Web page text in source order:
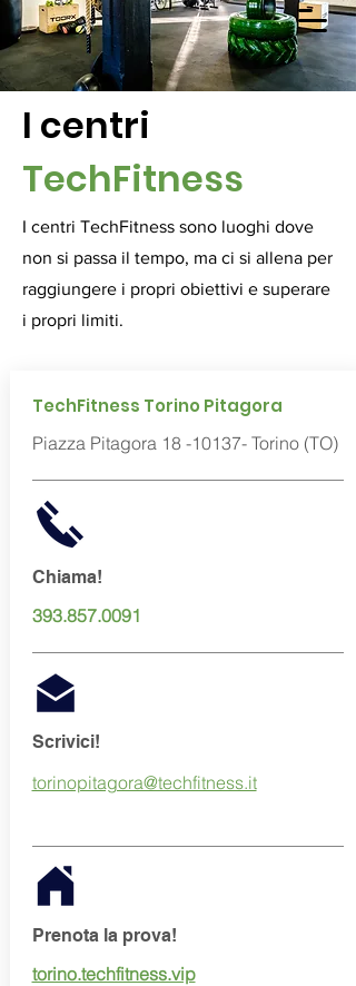
I centri
TechFitness
I centri TechFitness sono luoghi dove
non si passa il tempo, ma ci si allena per
raggiungere i propri obiettivi e superare
i propri limiti.
TechFitness Torino Pitagora
Piazza Pitagora 18 -10137- Torino (TO)
Chiama!
393.857.0091
Scrivici!
torinopitagora@techfitness.it
Prenota la prova!
torino.techfitness.vip